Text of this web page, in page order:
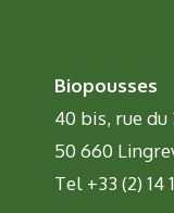
Biopousses
40 bis, rue
50 660
Tel +33 (2) 14